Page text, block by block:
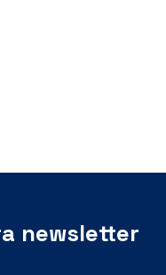
newsletter